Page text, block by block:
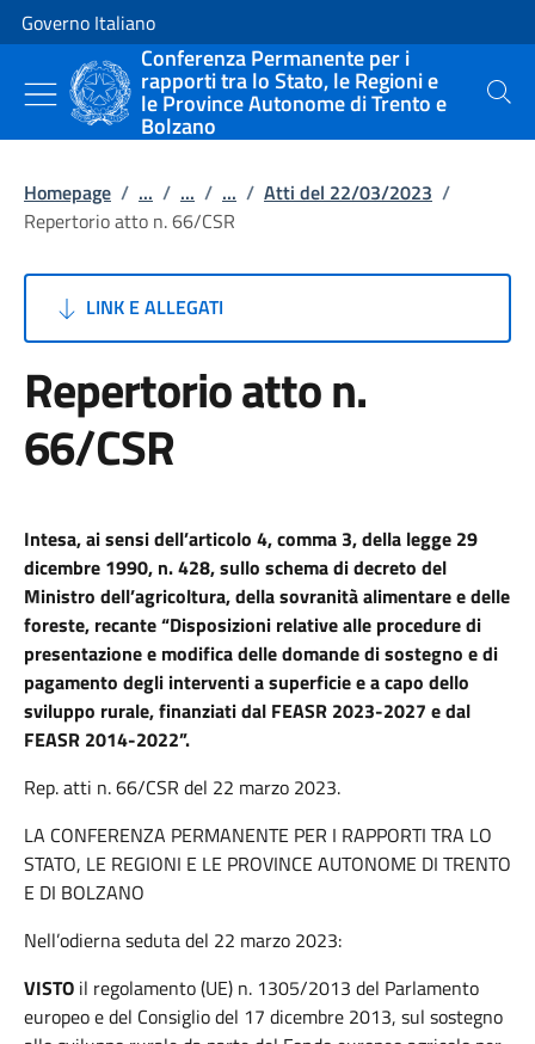
Vai al contenuto
Vai alla navigazione del sito
Governo Italiano
Conferenza Permanente per i
rapporti tra lo Stato, le Regioni e
le Province Autonome di Trento e
Bolzano
Cerca
Homepage / ... / ... / ... / Atti del 22/03/2023 /
Repertorio atto n. 66/CSR
LINK E ALLEGATI
Repertorio atto n.
66/CSR
Intesa, ai sensi dell’articolo 4, comma 3, della legge 29
dicembre 1990, n. 428, sullo schema di decreto del
Ministro dell’agricoltura, della sovranità alimentare e delle
foreste, recante “Disposizioni relative alle procedure di
presentazione e modifica delle domande di sostegno e di
pagamento degli interventi a superficie e a capo dello
sviluppo rurale, finanziati dal FEASR 2023-2027 e dal
FEASR 2014-2022”.
Rep. atti n. 66/CSR del 22 marzo 2023.
LA CONFERENZA PERMANENTE PER I RAPPORTI TRA LO
STATO, LE REGIONI E LE PROVINCE AUTONOME DI TRENTO
E DI BOLZANO
Nell’odierna seduta del 22 marzo 2023:
VISTO il regolamento (UE) n. 1305/2013 del Parlamento
europeo e del Consiglio del 17 dicembre 2013, sul sostegno